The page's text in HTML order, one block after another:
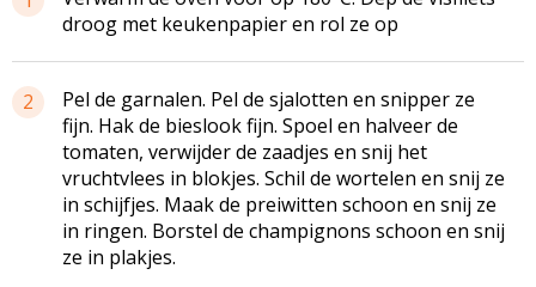
droog met keukenpapier en rol ze op
2
Pel de garnalen. Pel de sjalotten en snipper ze
fijn. Hak de bieslook fijn. Spoel en halveer de
tomaten, verwijder de zaadjes en snij het
vruchtvlees in blokjes. Schil de wortelen en snij ze
in schijfjes. Maak de preiwitten schoon en snij ze
in ringen. Borstel de champignons schoon en snij
ze in plakjes.